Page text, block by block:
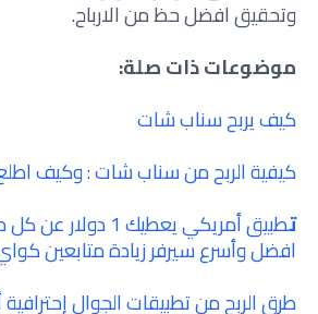
وتحقيق افضل حظ من الارباح.
موضوعات ذات صلة:
كيف يربح سناب شات
كيفية الربح من سناب شات : وكيف
تطبيق أمريكي يعطيك 1 دولار عن كل مشاهدة فيديو
افضل وأسرع سيرفر زيادة متابعين كواي
طرق الربح من تطبيقات الجوال إحترافية أفضل 5